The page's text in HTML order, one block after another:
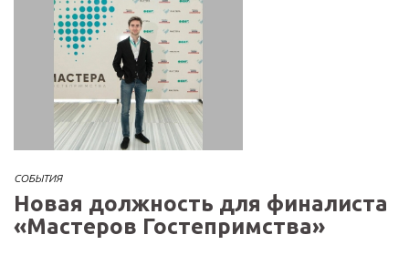
СОБЫТИЯ
Новая должность для финалиста
«Мастеров Гостепримства»